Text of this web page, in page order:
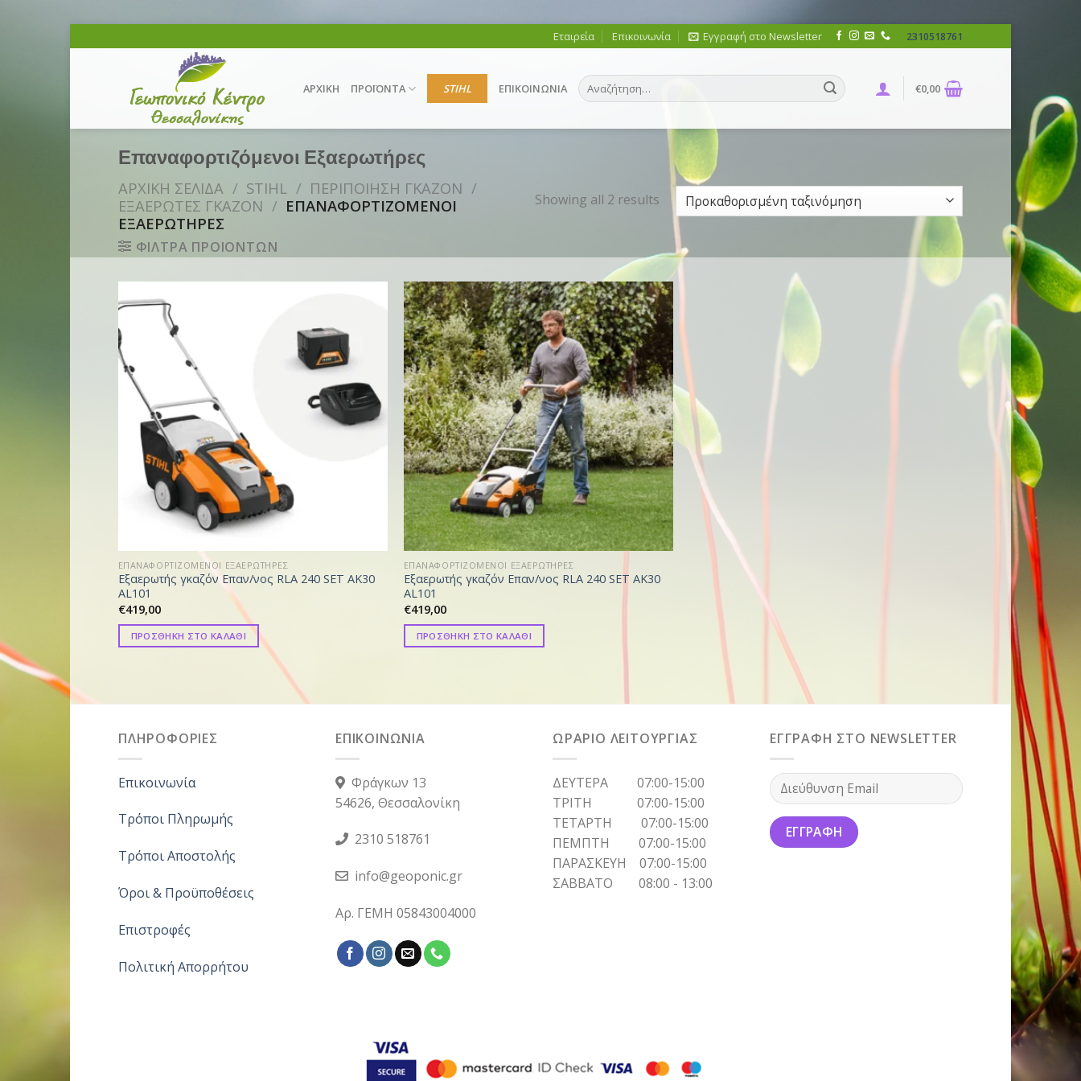
to
Εταιρεία Επικοινωνία Εγγραφή στο Newsletter 2310518761
ΑΡΧΙΚΗ ΠΡΟΪΟΝΤΑ STIHL ΕΠΙΚΟΙΝΩΝΙΑ
Αναζήτηση
για:
€0,00
Επαναφορτιζόμενοι Εξαερωτήρες
ΑΡΧΙΚΗ ΣΕΛΙΔΑ / STIHL / ΠΕΡΙΠΟΙΗΣΗ ΓΚΑΖΟΝ /
ΕΞΑΕΡΩΤΕΣ ΓΚΑΖΟΝ / ΕΠΑΝΑΦΟΡΤΙΖΟΜΕΝΟΙ
ΕΞΑΕΡΩΤΗΡΕΣ
ΦΙΛΤΡΑ ΠΡΟΙΟΝΤΩΝ
Showing all 2 results
ΕΠΑΝΑΦΟΡΤΙΖΟΜΕΝΟΙ ΕΞΑΕΡΩΤΗΡΕΣ
Εξαερωτής γκαζόν Επαν/νος RLA 240 SET AK30
AL101
€419,00
ΠΡΟΣΘΗΚΗ ΣΤΟ ΚΑΛΑΘΙ
ΕΠΑΝΑΦΟΡΤΙΖΟΜΕΝΟΙ ΕΞΑΕΡΩΤΗΡΕΣ
Εξαερωτής γκαζόν Επαν/νος RLA 240 SET AK30
AL101
€419,00
ΠΡΟΣΘΗΚΗ ΣΤΟ ΚΑΛΑΘΙ
ΠΛΗΡΟΦΟΡΙΕΣ
Επικοινωνία
Τρόποι Πληρωμής
Τρόποι Αποστολής
Όροι & Προϋποθέσεις
Επιστροφές
Πολιτική Απορρήτου
ΕΠΙΚΟΙΝΩΝΙΑ
Φράγκων 13
54626, Θεσσαλονίκη
2310 518761
info@geoponic.gr
Αρ. ΓΕΜΗ 05843004000
ΩΡΑΡΙΟ ΛΕΙΤΟΥΡΓΙΑΣ
ΔΕΥΤΕΡΑ 07:00-15:00
ΤΡΙΤΗ 07:00-15:00
ΤΕΤΑΡΤΗ 07:00-15:00
ΠΕΜΠΤΗ 07:00-15:00
ΠΑΡΑΣΚΕΥΗ 07:00-15:00
ΣΑΒΒΑΤΟ 08:00 - 13:00
ΕΓΓΡΑΦΗ ΣΤΟ NEWSLETTER